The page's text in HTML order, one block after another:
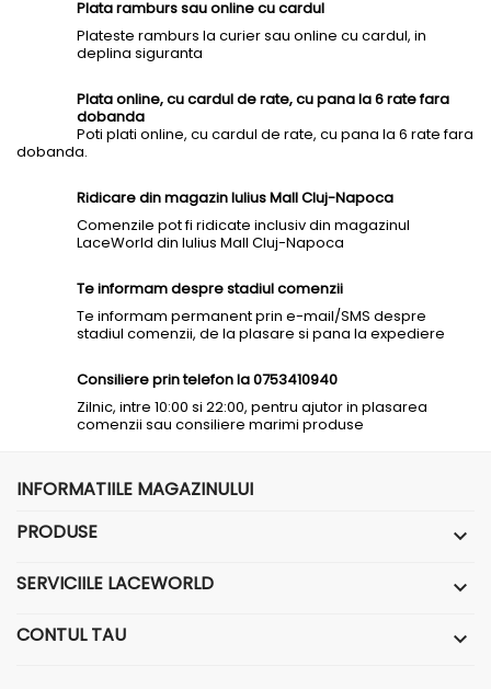
Plata ramburs sau online cu cardul
Plateste ramburs la curier sau online cu cardul, in
deplina siguranta
Plata online, cu cardul de rate, cu pana la 6 rate fara
dobanda
Poti plati online, cu cardul de rate, cu pana la 6 rate fara
dobanda.
Ridicare din magazin Iulius Mall Cluj-Napoca
Comenzile pot fi ridicate inclusiv din magazinul
LaceWorld din Iulius Mall Cluj-Napoca
Te informam despre stadiul comenzii
Te informam permanent prin e-mail/SMS despre
stadiul comenzii, de la plasare si pana la expediere
Consiliere prin telefon la 0753410940
Zilnic, intre 10:00 si 22:00, pentru ajutor in plasarea
comenzii sau consiliere marimi produse
INFORMATIILE MAGAZINULUI
PRODUSE

SERVICIILE LACEWORLD 
CONTUL TAU 